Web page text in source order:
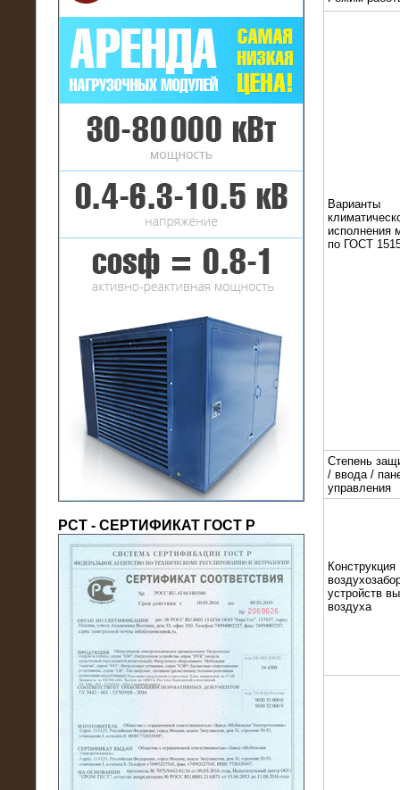
16.01.2017
Аренда нагрузочного комплекса 22
МВт (10 кВ) на газовое
месторождение
17.10.2016
Резистивный высоковольтный
нагрузочный модуль 5 МВт
(напряжение 6/10 кВ)
21.08.2016
На производственное предприятие
модули 20 МВт (0,4 кВ)
РСТ - СЕРТИФИКАТ ГОСТ Р
Варианты
исполнения
по ГОСТ
Степень
/ ввода /
управления
Конструкция
устройств
воздуха